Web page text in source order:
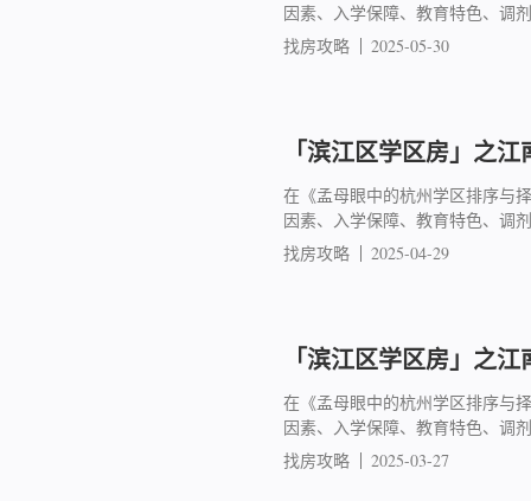
因素、入学保障、教育特色、调
找房攻略
2025-05-30
「滨江区学区房」之
在《孟母眼中的杭州学区排序与
因素、入学保障、教育特色、调
找房攻略
2025-04-29
「滨江区学区房」之
在《孟母眼中的杭州学区排序与
因素、入学保障、教育特色、调
找房攻略
2025-03-27